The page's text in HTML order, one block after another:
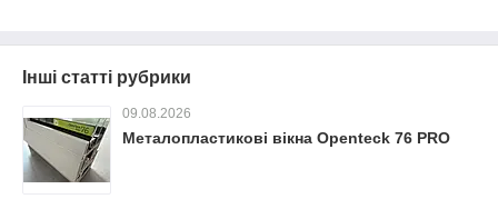
Інші статті рубрики
09.08.2026
Металопластикові вікна Openteck 76 PRO